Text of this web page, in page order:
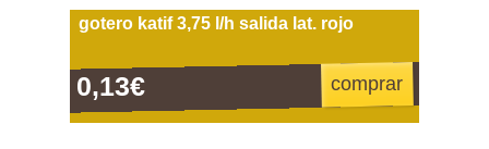
gotero katif 3,75 l/h salida lat. rojo
0,13€ comprar